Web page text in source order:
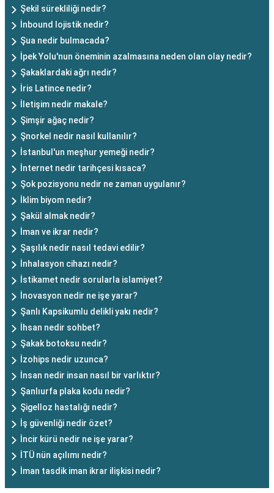
Şekil sürekliliği nedir?
İnbound lojistik nedir?
Şua nedir bulmacada?
İpek Yolu'nun öneminin azalmasına neden olan olay nedir?
Şakaklardaki ağrı nedir?
İris Latince nedir?
İletişim nedir makale?
Şimşir ağaç nedir?
Şnorkel nedir nasıl kullanılır?
İstanbul'un meşhur yemeği nedir?
İnternet nedir tarihçesi kısaca?
Şok pozisyonu nedir ne zaman uygulanır?
İklim biyom nedir?
Şakül almak nedir?
İman ve ikrar nedir?
Şaşılık nedir nasıl tedavi edilir?
İnhalasyon cihazı nedir?
İstikamet nedir sorularla islamiyet?
İnovasyon nedir ne işe yarar?
Şanlı Kapsikumlu delikli yakı nedir?
İhsan nedir sohbet?
Şakak botoksu nedir?
İzohips nedir uzunca?
İnsan nedir insan nasıl bir varlıktır?
Şanlıurfa plaka kodu nedir?
Şigelloz hastalığı nedir?
İş güvenliği nedir özet?
İncir kürü nedir ne işe yarar?
İTÜ nün açılımı nedir?
İman tasdik iman ikrar ilişkisi nedir?